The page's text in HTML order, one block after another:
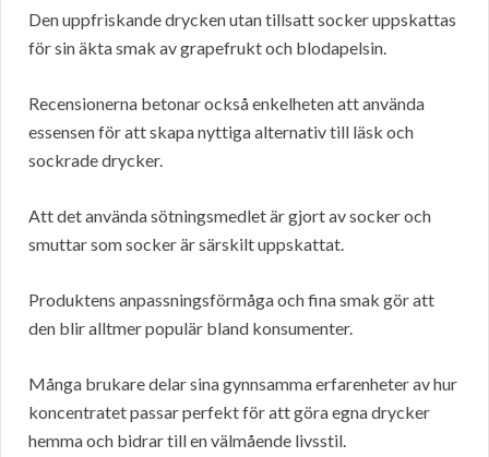
Den uppfriskande drycken utan tillsatt socker uppskattas
för sin äkta smak av grapefrukt och blodapelsin.
Recensionerna betonar också enkelheten att använda
essensen för att skapa nyttiga alternativ till läsk och
sockrade drycker.
Att det använda sötningsmedlet är gjort av socker och
smuttar som socker är särskilt uppskattat.
Produktens anpassningsförmåga och fina smak gör att
den blir alltmer populär bland konsumenter.
Många brukare delar sina gynnsamma erfarenheter av hur
koncentratet passar perfekt för att göra egna drycker
hemma och bidrar till en välmående livsstil.